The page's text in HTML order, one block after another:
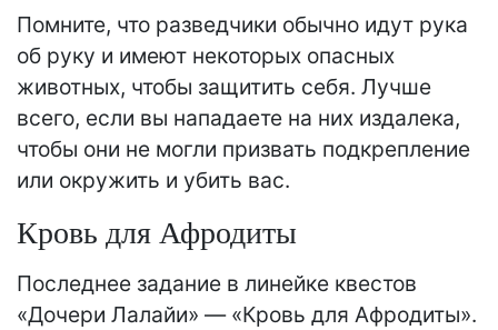
Помните, что разведчики обычно идут рука
об руку и имеют некоторых опасных
животных, чтобы защитить себя. Лучше
всего, если вы нападаете на них издалека,
чтобы они не могли призвать подкрепление
или окружить и убить вас.
Кровь для Афродиты
Последнее задание в линейке квестов
«Дочери Лалайи» — «Кровь для Афродиты».